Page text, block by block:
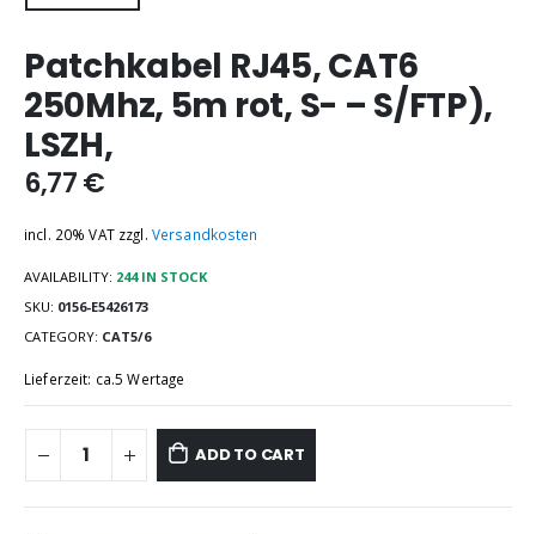
Patchkabel RJ45, CAT6
250Mhz, 5m rot, S- – S/FTP),
LSZH,
6,77€
incl. 20% VAT zzgl. Versandkosten
AVAILABILITY: 244 IN STOCK
SKU: 0156-E5426173
CATEGORY: CAT5/6
Lieferzeit: ca.5 Wertage
ADD TO CART